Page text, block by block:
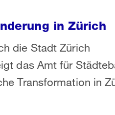
in Zürich
die Stadt Zürich
das Amt für
Transformation in